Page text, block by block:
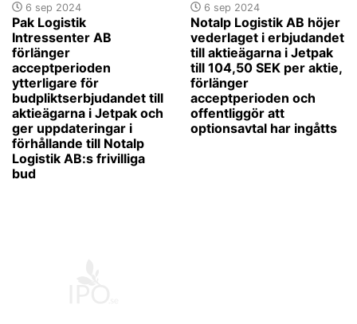
6 sep 2024
Pak Logistik
Intressenter AB
förlänger
acceptperioden
ytterligare för
budpliktserbjudandet till
aktieägarna i Jetpak och
ger uppdateringar i
förhållande till Notalp
Logistik AB:s frivilliga
bud
6 sep 2024
Notalp Logistik AB höjer
vederlaget i erbjudandet
till aktieägarna i Jetpak
till 104,50 SEK per aktie,
förlänger
acceptperioden och
offentliggör att
optionsavtal har ingåtts